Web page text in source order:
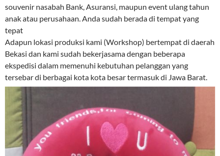
souvenir nasabah Bank, Asuransi, maupun event ulang tahun
anak atau perusahaan. Anda sudah berada di tempat yang
tepat
Adapun lokasi produksi kami (Workshop) bertempat di daerah
Bekasi dan kami sudah bekerjasama dengan beberapa
ekspedisi dalam memenuhi kebutuhan pelanggan yang
tersebar di berbagai kota kota besar termasuk di Jawa Barat.